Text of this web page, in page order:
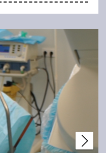
домов
газа. Жители
нет: судебные
жителям